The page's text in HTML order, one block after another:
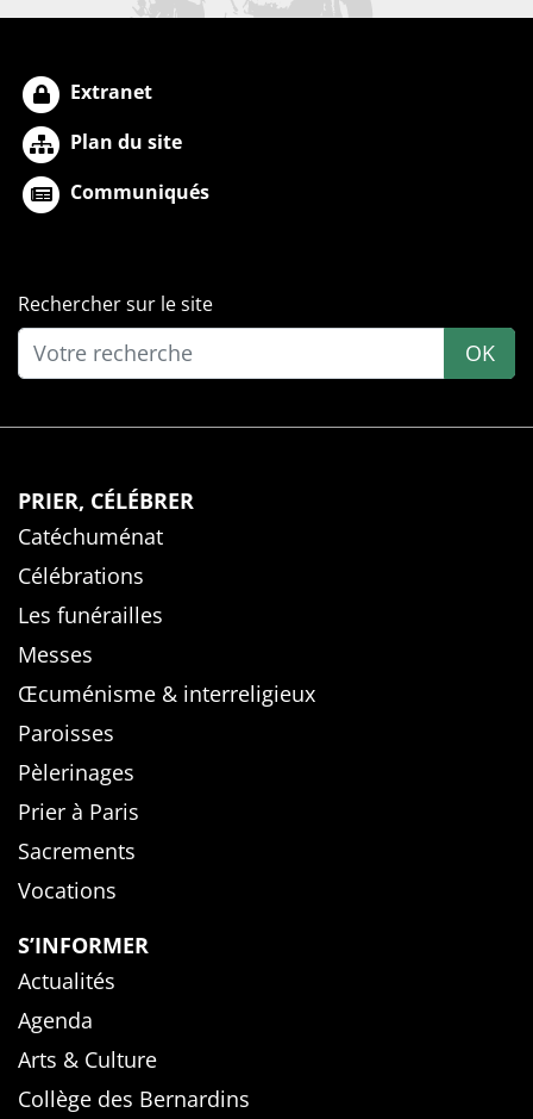
Extranet
Plan du site
Communiqués
Rechercher sur le site
OK
PRIER, CÉLÉBRER
Catéchuménat
Célébrations
Les funérailles
Messes
Œcuménisme & interreligieux
Paroisses
Pèlerinages
Prier à Paris
Sacrements
Vocations
S’INFORMER
Actualités
Agenda
Arts & Culture
Collège des Bernardins